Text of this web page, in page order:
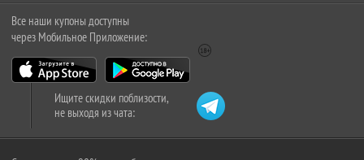
Все наши купоны доступны
через Мобильное Приложение:
Ищите скидки поблизости,
не выходя из чата: